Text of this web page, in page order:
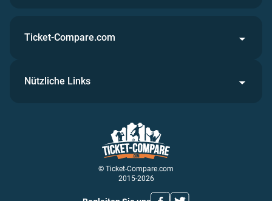
© Ticket-Compare.com
2015-2026
Ticket-Compare.com
Nützliche Links